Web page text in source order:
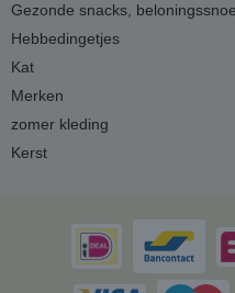
Gezonde snacks,
Hebbedingetjes
Kat
Merken
zomer kleding
Kerst